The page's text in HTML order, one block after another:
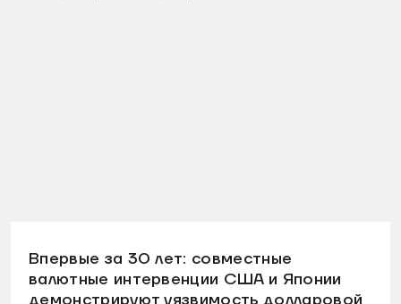
Впервые за 30 лет: совместные
валютные интервенции США и Японии